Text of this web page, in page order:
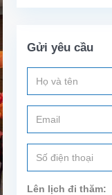
Gửi yêu cầu
Lên lịch đi thăm: